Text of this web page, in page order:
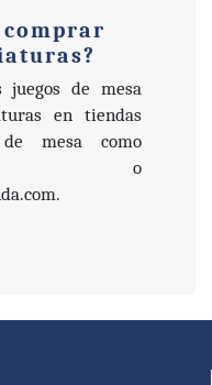
comprar
juegos de mesa
en tiendas
mesa como
o